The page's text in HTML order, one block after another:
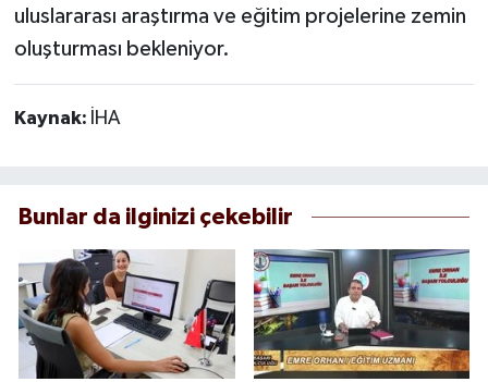
uluslararası araştırma ve eğitim projelerine zemin
oluşturması bekleniyor.
Kaynak: İHA
Bunlar da ilginizi çekebilir